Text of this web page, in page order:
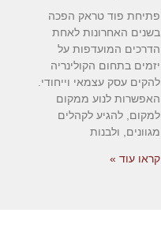
פתיחת פוד טראק הפכה
בשנים האחרונות לאחת
הדרכים המועדפות על
יזמים בתחום הקולינריה
להקים עסק עצמאי וייחודי.
האפשרות לנוע ממקום
למקום, להגיע לקהלים
מגוונים, ולבנות
קראו עוד »